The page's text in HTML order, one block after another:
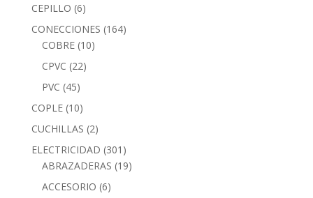
CEPILLO (6)
CONECCIONES (164)
COBRE (10)
CPVC (22)
PVC (45)
COPLE (10)
CUCHILLAS (2)
ELECTRICIDAD (301)
ABRAZADERAS (19)
ACCESORIO (6)